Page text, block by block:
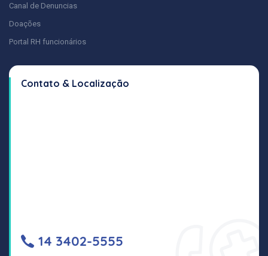
Canal de Denuncias
Doações
Portal RH funcionários
Contato & Localização
14 3402-5555